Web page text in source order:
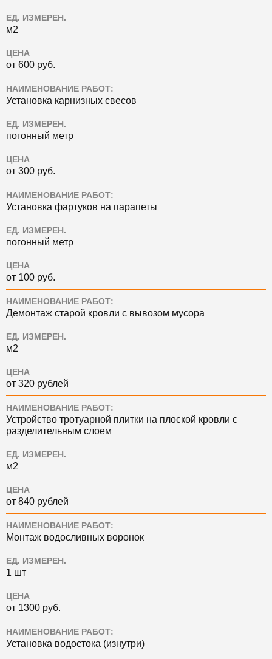
ЕД. ИЗМЕРЕН.
м2
ЦЕНА
от 600 руб.
НАИМЕНОВАНИЕ РАБОТ:
Установка карнизных свесов
ЕД. ИЗМЕРЕН.
погонный метр
ЦЕНА
от 300 руб.
НАИМЕНОВАНИЕ РАБОТ:
Установка фартуков на парапеты
ЕД. ИЗМЕРЕН.
погонный метр
ЦЕНА
от 100 руб.
НАИМЕНОВАНИЕ РАБОТ:
Демонтаж старой кровли с вывозом мусора
ЕД. ИЗМЕРЕН.
м2
ЦЕНА
от 320 рублей
НАИМЕНОВАНИЕ РАБОТ:
Устройство тротуарной плитки на плоской кровли с
разделительным слоем
ЕД. ИЗМЕРЕН.
м2
ЦЕНА
от 840 рублей
НАИМЕНОВАНИЕ РАБОТ:
Монтаж водосливных воронок
ЕД. ИЗМЕРЕН.
1 шт
ЦЕНА
от 1300 руб.
НАИМЕНОВАНИЕ РАБОТ:
Установка водостока (изнутри)